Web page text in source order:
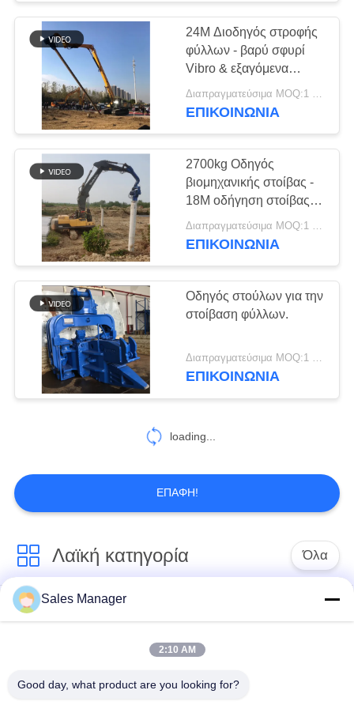
Μίνι οδηγός σωρών
εκσκαφέων
Συγκεκριμένος Drive
εξοπλισμός σωρών
30
Οδηγός σωρός
54
Μηχανικός
βραχίονας
5
24M Διοδηγός στροφής
φύλλων - βαρύ σφυρί
Vibro & εξαγόμενα
βασικά εξαρτήματα
αξιοπιστία
ΕΠΙΚΟΙΝΩΝΙΑ
2700kg Οδηγός
βιομηχανικής στοίβας -
18M οδήγηση στοίβας
φύλλου & αποδοτική
δονή
Διαπραγματεύσιμα MOQ:1 σύνολο
ΕΠΙΚΟΙΝΩΝΙΑ
Οδηγός στούλων για την
στοίβαση φύλλων.
Διαπραγματεύσιμα MOQ:1 σύνολο
ΕΠΙΚΟΙΝΩΝΙΑ
loading...
ΕΠΑΦΉ!
Λαϊκή κατηγορία Όλα
υδραυλικών
πασσάλων
συναρμολογημένα
σωρό πρόγραμμα
Sales Manager
2:10 AM
Good day, what product are you looking for?